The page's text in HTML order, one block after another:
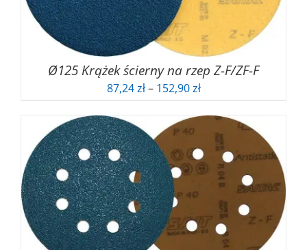
Ø125 Krążek ścierny na rzep Z-F/ZF-F
87,24zł – 152,90złZakres
od
87,24 zł
do
152,90 zł